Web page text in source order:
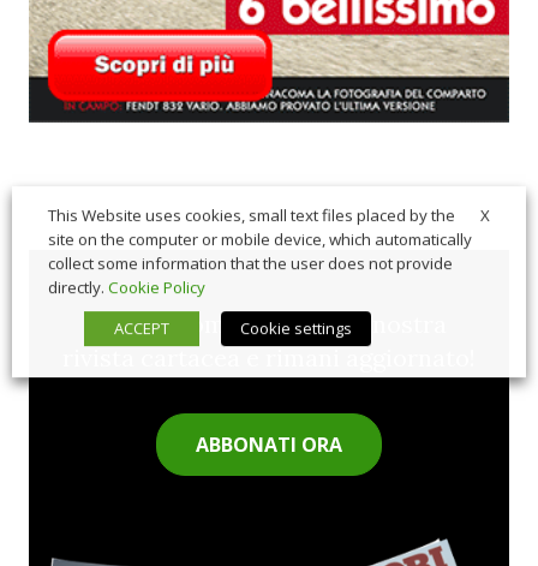
Sfoglia comodamente la nostra
rivista cartacea e rimani aggiornato!
ABBONATI ORA
X
This Website uses cookies, small text files placed by the
site on the computer or mobile device, which automatically
collect some information that the user does not provide
directly. Cookie Policy
ACCEPT
Cookie settings